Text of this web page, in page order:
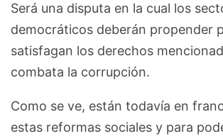
Será una disputa en la cual los
democráticos deberán propender
satisfagan los derechos
combata la corrupción.
Como se ve, están todavía en
estas reformas sociales y para